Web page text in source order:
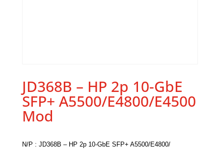
JD368B – HP 2p 10-GbE
SFP+ A5500/E4800/E4500
Mod
N/P : JD368B – HP 2p 10-GbE SFP+ A5500/E4800/